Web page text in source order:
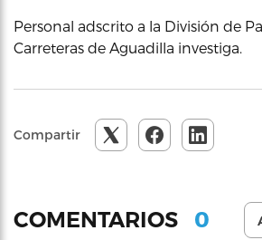
Personal adscrito a la División de
Carreteras de Aguadilla investiga.
Compartir
COMENTARIOS 0